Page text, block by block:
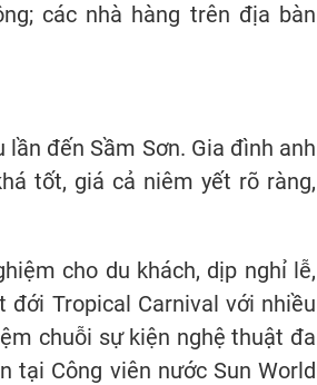
các nhà hàng trên địa bàn
đến Sầm Sơn. Gia đình anh
tốt, giá cả niêm yết rõ ràng,
cho du khách, dịp nghỉ lễ,
Tropical Carnival với nhiều
chuỗi sự kiện nghệ thuật đa
tại Công viên nước Sun World